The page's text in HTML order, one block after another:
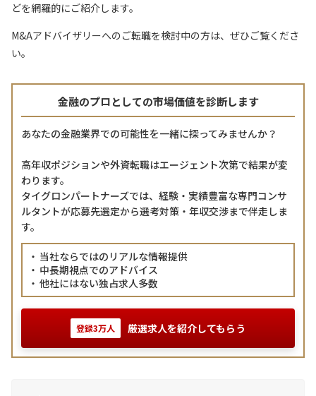
どを網羅的にご紹介します。
M&Aアドバイザリーへのご転職を検討中の方は、ぜひご覧くださ
い。
金融のプロとしての市場価値を診断します
あなたの金融業界での可能性を一緒に探ってみませんか？
高年収ポジションや外資転職はエージェント次第で結果が変
わります。
タイグロンパートナーズでは、経験・実績豊富な専門コンサ
ルタントが応募先選定から選考対策・年収交渉まで伴走しま
す。
当社ならではのリアルな情報提供
中長期視点でのアドバイス
他社にはない独占求人多数
登録3万人 厳選求人を紹介してもらう